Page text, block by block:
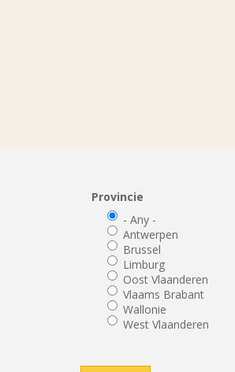
Provincie
- Any -
Antwerpen
Brussel
Limburg
Oost Vlaanderen
Vlaams Brabant
Wallonie
West Vlaanderen